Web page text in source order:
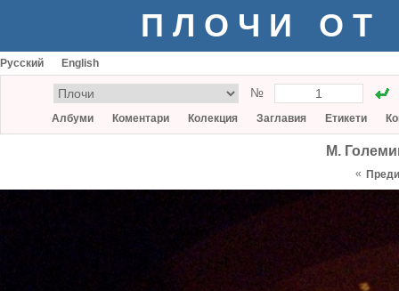
ПЛОЧИ ОТ
Русский English
№
Албуми Коментари Колекция Заглавия Етикети
М.
«